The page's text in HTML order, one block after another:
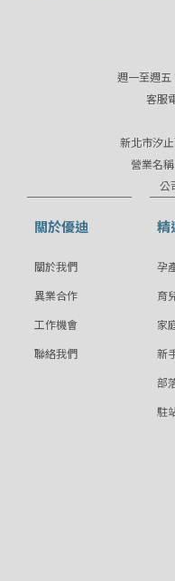
週一至週
客服
新北市汐
營業名
公
關於優迪
關於我們
異業合作
工作機會
聯絡我們
精
孕
育
家
新
部
駐